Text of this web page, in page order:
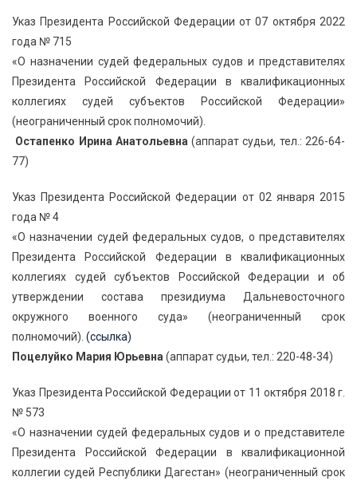
Указ Президента Российской Федерации от 07 октября 2022
года № 715
«О назначении судей федеральных судов и представителях
Президента Российской Федерации в квалификационных
коллегиях судей субъектов Российской Федерации»
(неограниченный срок полномочий).
Остапенко Ирина Анатольевна (аппарат судьи, тел.: 226-64-
77)
Указ Президента Российской Федерации от 02 января 2015
года № 4
«О назначении судей федеральных судов, о представителях
Президента Российской Федерации в квалификационных
коллегиях судей субъектов Российской Федерации и об
утверждении состава президиума Дальневосточного
окружного военного суда» (неограниченный срок
полномочий). (ссылка)
Поцелуйко Мария Юрьевна (аппарат судьи, тел.: 220-48-34)
Указ Президента Российской Федерации от 11 октября 2018 г.
№ 573
«О назначении судей федеральных судов и о представителе
Президента Российской Федерации в квалификационной
коллегии судей Республики Дагестан» (неограниченный срок